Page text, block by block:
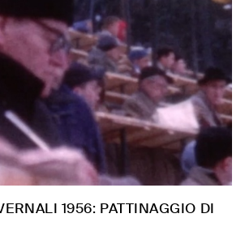
1956: PATTINAGGIO DI